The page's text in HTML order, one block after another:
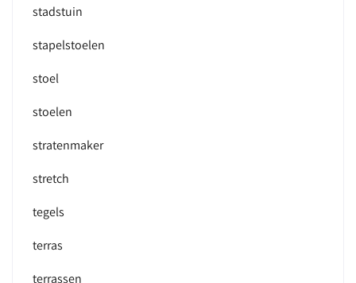
stadstuin
stapelstoelen
stoel
stoelen
stratenmaker
stretch
tegels
terras
terrassen